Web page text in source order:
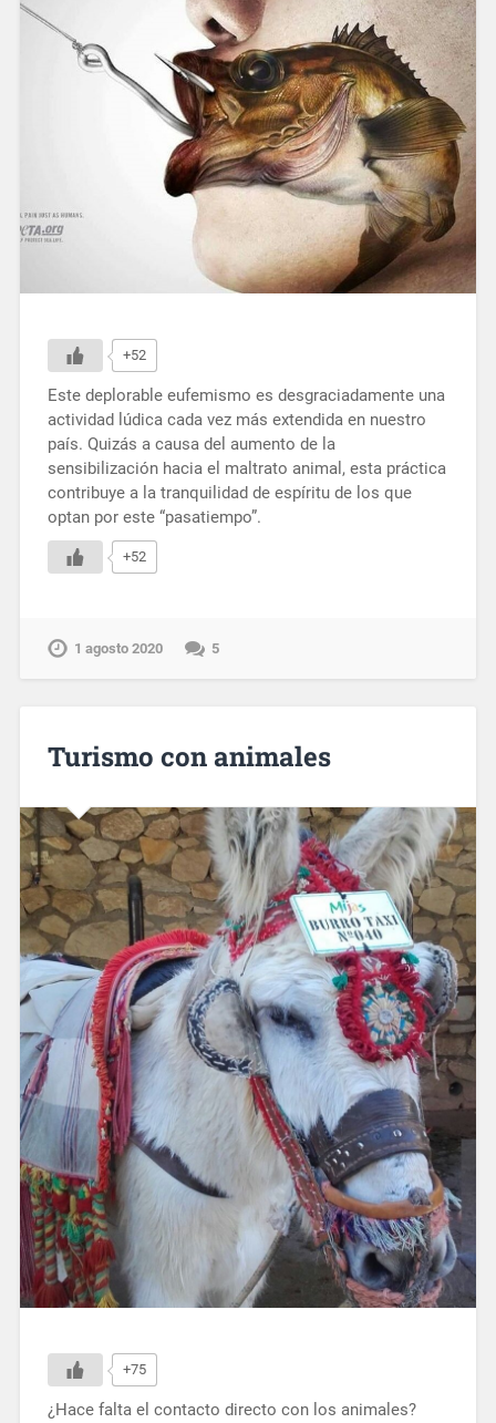
+52
Este deplorable eufemismo es desgraciadamente una
actividad lúdica cada vez más extendida en nuestro
país. Quizás a causa del aumento de la
sensibilización hacia el maltrato animal, esta práctica
contribuye a la tranquilidad de espíritu de los que
optan por este “pasatiempo”.
+52
1 agosto 2020 5
Turismo con animales
+75
¿Hace falta el contacto directo con los animales?